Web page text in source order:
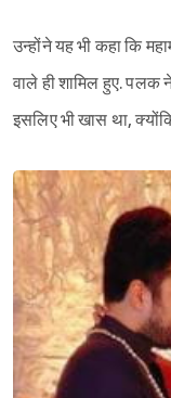
उन्होंने यह भी कहा कि
वाले ही शामिल हुए. पलक
इसलिए भी खास था,